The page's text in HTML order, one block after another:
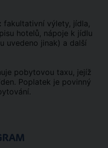
fakultativní výlety, jídla,
hotelů, nápoje k jídlu
uvedeno jinak) a další
pobytovou taxu, jejíž
Poplatek je povinný